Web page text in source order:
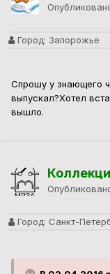
Город: Запорожье
Спрошу у знающего
выпускал?Хотел
вышло.
Город: Санкт-